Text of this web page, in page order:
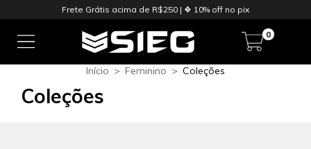
Frete Grátis acima de R$250 | ❖ 10% off no pix
0
Início > Feminino > Coleções
Coleções